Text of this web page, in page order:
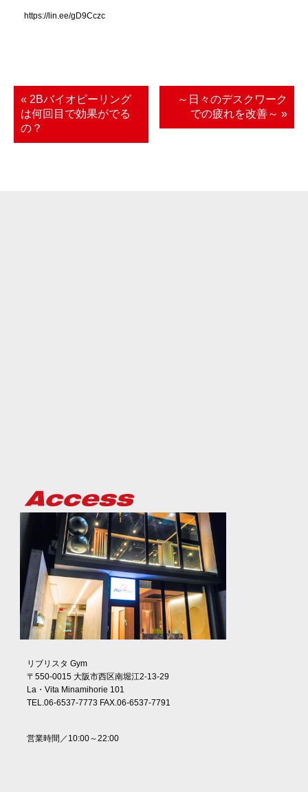
https://lin.ee/gD9Cczc
« 2Bバイオピーリング
は何回目で効果がでる
の？
～日々のデスクワーク
での疲れを改善～ »
リブリスタ Gym
〒550-0015 大阪市西区南堀江2-13-29
La・Vita Minamihorie 101
TEL.06-6537-7773 FAX.06-6537-7791
営業時間／10:00～22:00